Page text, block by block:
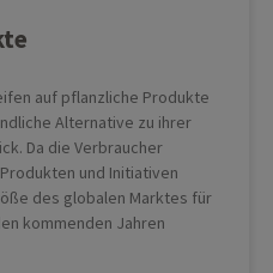
auf pflanzliche Produkte
Alternative zu ihrer
Da die Verbraucher
und Initiativen
des globalen Marktes für
kommenden Jahren